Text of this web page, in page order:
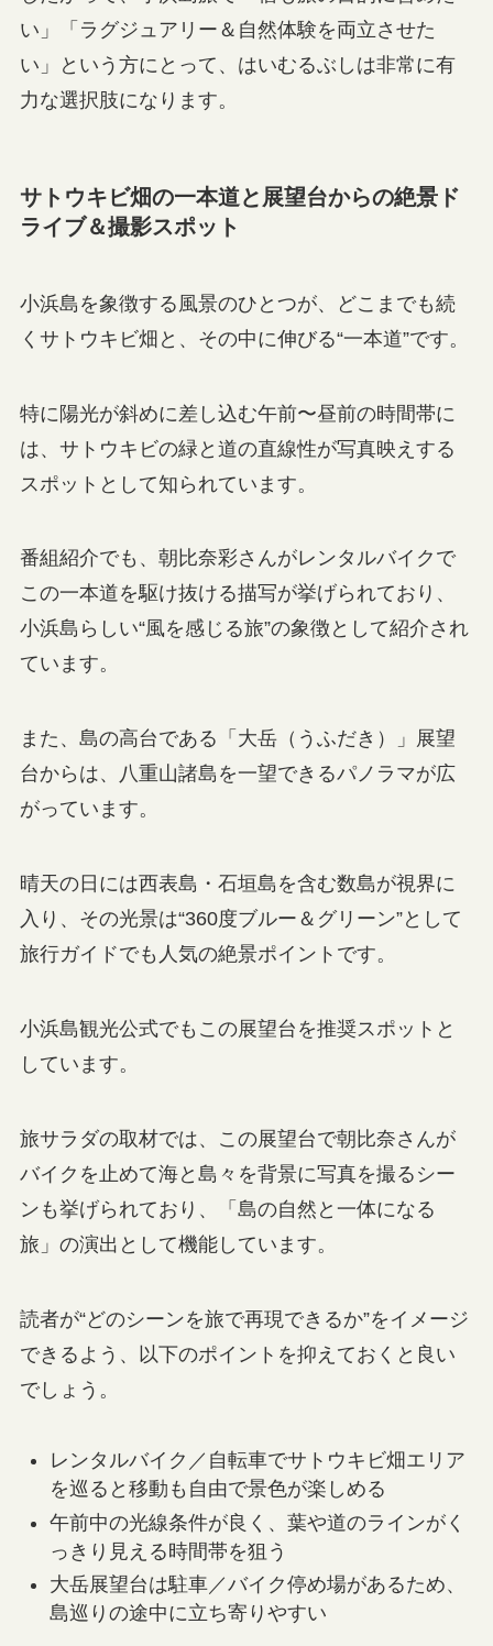
い」「ラグジュアリー＆自然体験を両立させた
い」という方にとって、はいむるぶしは非常に有
力な選択肢になります。
サトウキビ畑の一本道と展望台からの絶景ド
ライブ＆撮影スポット
小浜島を象徴する風景のひとつが、どこまでも続
くサトウキビ畑と、その中に伸びる“一本道”です。
特に陽光が斜めに差し込む午前〜昼前の時間帯に
は、サトウキビの緑と道の直線性が写真映えする
スポットとして知られています。
番組紹介でも、朝比奈彩さんがレンタルバイクで
この一本道を駆け抜ける描写が挙げられており、
小浜島らしい“風を感じる旅”の象徴として紹介され
ています。
また、島の高台である「大岳（うふだき）」展望
台からは、八重山諸島を一望できるパノラマが広
がっています。
晴天の日には西表島・石垣島を含む数島が視界に
入り、その光景は“360度ブルー＆グリーン”として
旅行ガイドでも人気の絶景ポイントです。
小浜島観光公式でもこの展望台を推奨スポットと
しています。
旅サラダの取材では、この展望台で朝比奈さんが
バイクを止めて海と島々を背景に写真を撮るシー
ンも挙げられており、「島の自然と一体になる
旅」の演出として機能しています。
読者が“どのシーンを旅で再現できるか”をイメージ
できるよう、以下のポイントを抑えておくと良い
でしょう。
レンタルバイク／自転車でサトウキビ畑エリア
を巡ると移動も自由で景色が楽しめる
午前中の光線条件が良く、葉や道のラインがく
っきり見える時間帯を狙う
大岳展望台は駐車／バイク停め場があるため、
島巡りの途中に立ち寄りやすい